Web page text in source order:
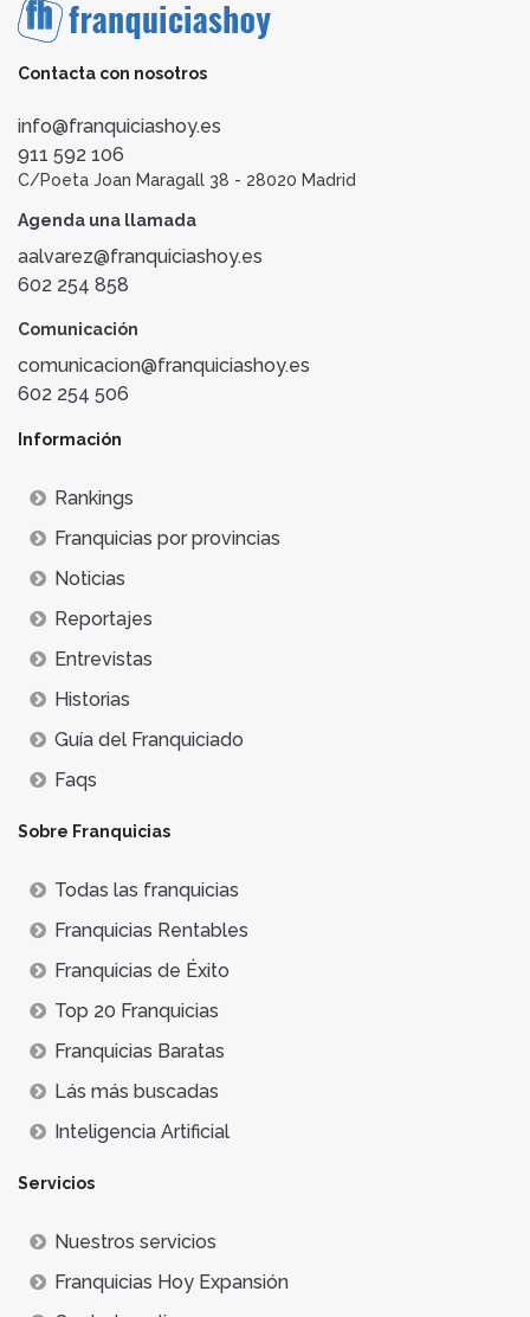
Contacta con nosotros
info@franquiciashoy.es
911 592 106
C/Poeta Joan Maragall 38 - 28020 Madrid
Agenda una llamada
aalvarez@franquiciashoy.es
602 254 858
Comunicación
comunicacion@franquiciashoy.es
602 254 506
Información
Rankings
Franquicias por provincias
Noticias
Reportajes
Entrevistas
Historias
Guía del Franquiciado
Faqs
Sobre Franquicias
Todas las franquicias
Franquicias Rentables
Franquicias de Éxito
Top 20 Franquicias
Franquicias Baratas
Lás más buscadas
Inteligencia Artificial
Servicios
Nuestros servicios
Franquicias Hoy Expansión